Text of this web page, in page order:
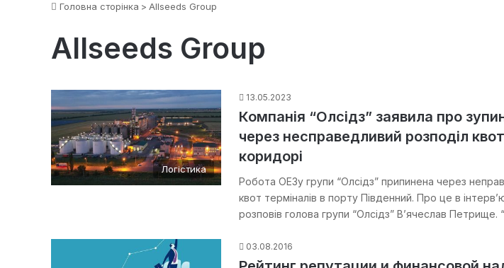
Головна сторінка > Allseeds Group
Allseeds Group
Логістика
13.05.2023
Компанія “Олсідз” заявила про
через несправедливий розподіл
коридорі
Робота ОЕЗу групи “Олсідз” припинена через
квот терміналів в порту Південний. Про це в
розповів голова групи “Олсідз” В’ячеслав Петрище.
03.08.2016